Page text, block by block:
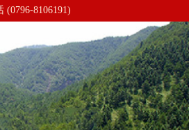
8106191)